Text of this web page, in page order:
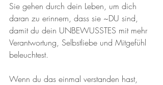
Sie gehen durch dein Leben, um dich
daran zu erinnern, dass sie ~DU sind,
damit du dein UNBEWUSSTES mit mehr
Verantwortung, Selbstliebe und Mitgefühl
beleuchtest.
Wenn du das einmal verstanden hast,